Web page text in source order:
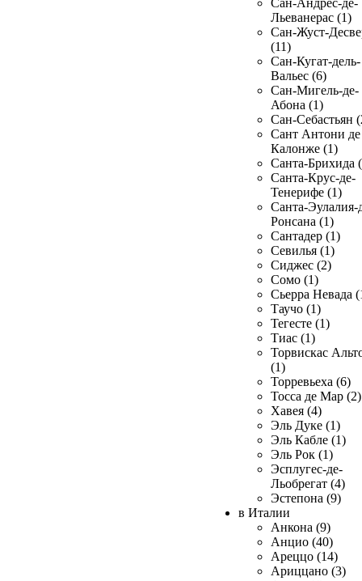
Сан-Андрес-де-
Льеванерас (1)
Сан-Жуст-
(11)
Сан-Кугат-дель-
Вальес (6)
Сан-Мигель-де-
Абона (1)
Сан-Себастьян
Сант Антони де
Калонже (1)
Санта-Брихида
Санта-Крус-де-
Тенерифе (1)
Санта-Эулалия-
Ронсана (1)
Сантадер (1)
Севилья (1)
Сиджес (2)
Сомо (1)
Сьерра Невада
Таучо (1)
Тегесте (1)
Тиас (1)
Торвискас
(1)
Торревьеха (6)
Тосса де Мар (2)
Хавея (4)
Эль Дуке (1)
Эль Кабле (1)
Эль Рок (1)
Эсплугес-де-
Льобрегат (4)
Эстепона (9)
в Италии
Анкона (9)
Анцио (40)
Ареццо (14)
Ариццано (3)